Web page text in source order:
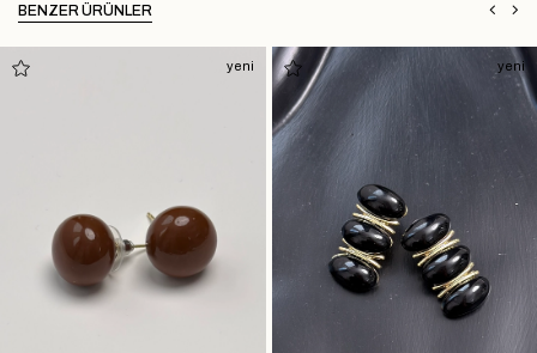
BENZER ÜRÜNLER
yeni yeni